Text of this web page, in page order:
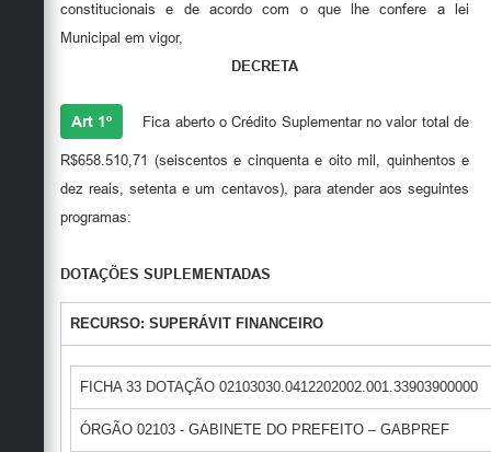
Contato
Secretarias
constitucionais e de acordo com o que lhe confere a lei
Municipal em vigor,
DECRETA
Art 1º Fica aberto o Crédito Suplementar no valor total de
R$658.510,71 (seiscentos e cinquenta e oito mil, quinhentos e
dez reais, setenta e um centavos), para atender aos seguintes
programas:
DOTAÇÕES SUPLEMENTADAS
RECURSO: SUPERÁVIT FINANCEIRO
FICHA 33 DOTAÇÃO 02103030.0412202002.001.33903900000
ÓRGÃO 02103 - GABINETE DO PREFEITO – GABPREF